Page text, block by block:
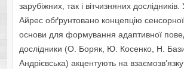
зарубіжних, так і вітчизняних
Айрес обґрунтовано концепцію сенсорної
основи для формування адаптивної
дослідники (О. Боряк, Ю. Косенко, Н.
Андрієвська) акцентують на